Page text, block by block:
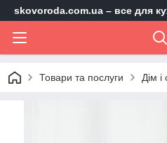
skovoroda.com.ua – все для
Товари та послуги Дім і